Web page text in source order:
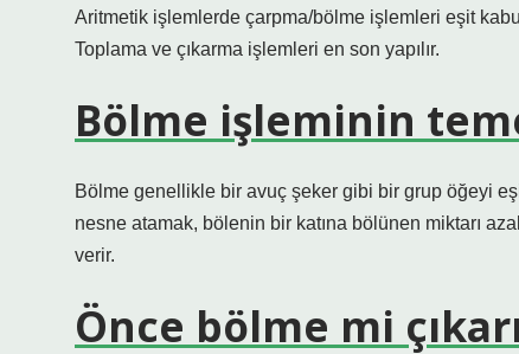
Aritmetik işlemlerde çarpma/bölme işlemleri eşit
Toplama ve çıkarma işlemleri en son yapılır.
Bölme işleminin
Bölme genellikle bir avuç şeker gibi bir grup öğeyi
nesne atamak, bölenin bir katına bölünen miktarı
verir.
Önce bölme mi